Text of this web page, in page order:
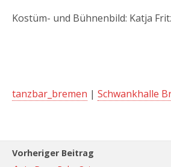
Kostüm- und Bühnenbild: Katja
tanzbar_bremen | Schwankhalle
Vorheriger Beitrag